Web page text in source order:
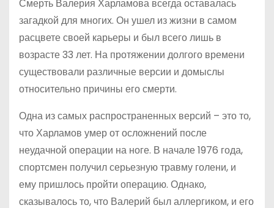
Смерть Валерия Харламова всегда оставалась
загадкой для многих. Он ушел из жизни в самом
расцвете своей карьеры и был всего лишь в
возрасте 33 лет. На протяжении долгого времени
существовали различные версии и домыслы
относительно причины его смерти.
Одна из самых распространенных версий – это то,
что Харламов умер от осложнений после
неудачной операции на ноге. В начале 1976 года,
спортсмен получил серьезную травму голени, и
ему пришлось пройти операцию. Однако,
сказывалось то, что Валерий был аллергиком, и его